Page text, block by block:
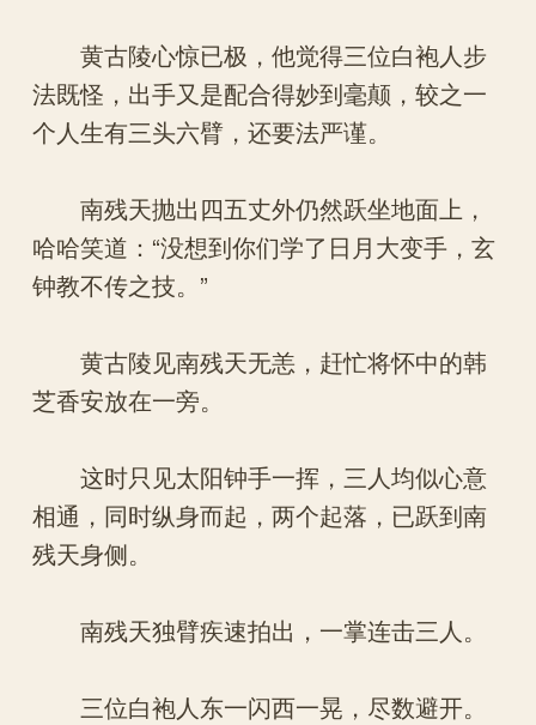
黄古陵心惊已极，他觉得三位白袍人步
法既怪，出手又是配合得妙到毫颠，较之一
个人生有三头六臂，还要法严谨。
南残天抛出四五丈外仍然跃坐地面上，
哈哈笑道：“没想到你们学了日月大变手，玄
钟教不传之技。”
黄古陵见南残天无恙，赶忙将怀中的韩
芝香安放在一旁。
这时只见太阳钟手一挥，三人均似心意
相通，同时纵身而起，两个起落，已跃到南
残天身侧。
南残天独臂疾速拍出，一掌连击三人。
三位白袍人东一闪西一晃，尽数避开。